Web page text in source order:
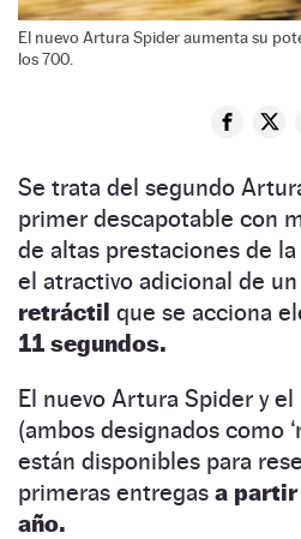
El nuevo Artura Spider aumenta su
los 700.
Se trata del segundo
primer descapotable con
de altas prestaciones de
el atractivo adicional de un
retráctil que se acciona
11 segundos.
El nuevo Artura Spider y
(ambos designados como
están disponibles para
primeras entregas a partir
año.